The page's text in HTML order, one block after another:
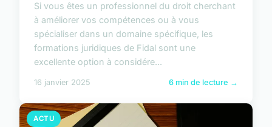
Si vous êtes un professionnel du droit cherchant
à améliorer vos compétences ou à vous
spécialiser dans un domaine spécifique, les
formations juridiques de Fidal sont une
excellente option à considére...
16 janvier 2025 6 min de lecture →
ACTU